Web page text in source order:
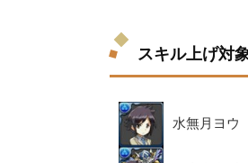
スキル上げ対
水無月ヨウ